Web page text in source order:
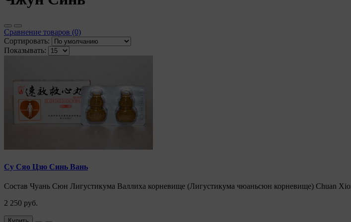
Сравнение товаров (0)
Сортировать:
Показывать:
Су Сяо Цзю Синь Вань
Состав Чуань Сюн Лигустикума Валлиха корневище (Лигустикума чюаньсюн корневище) Chuan
2 250 руб.